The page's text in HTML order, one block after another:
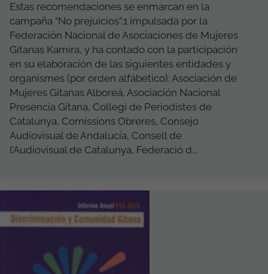
Estas recomendaciones se enmarcan en la
campaña “No prejuicios”,1 impulsada por la
Federación Nacional de Asociaciones de Mujeres
Gitanas Kamira, y ha contado con la participación
en su elaboración de las siguientes entidades y
organismes (por orden alfábetico): Asociación de
Mujeres Gitanas Alboreá, Asociación Nacional
Presencia Gitana, Collegi de Periodistes de
Catalunya, Comissions Obreres, Consejo
Audiovisual de Andalucía, Consell de
l’Audiovisual de Catalunya, Federació d...